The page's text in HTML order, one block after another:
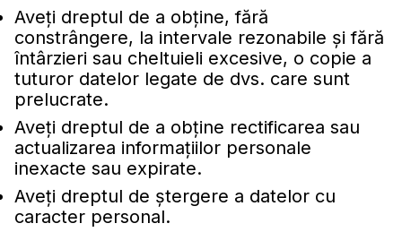
Aveţi dreptul de a obţine, fără
constrângere, la intervale rezonabile şi fără
întârzieri sau cheltuieli excesive, o copie a
tuturor datelor legate de dvs. care sunt
prelucrate.
Aveţi dreptul de a obţine rectificarea sau
actualizarea informaţiilor personale
inexacte sau expirate.
Aveţi dreptul de ştergere a datelor cu
caracter personal.